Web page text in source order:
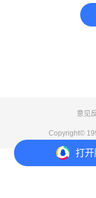
打开
意见
Copyright©